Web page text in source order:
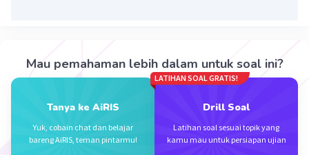
Beri Rating·0.0 0) Balas
Mau pemahaman lebih dalam untuk soal ini?
Tanya ke AiRIS
Yuk, cobain chat dan belajar
bareng AiRIS, teman pintarmu!
LATIHAN SOAL GRATIS!
Drill Soal
Latihan soal sesuai topik yang
kamu mau untuk persiapan ujian